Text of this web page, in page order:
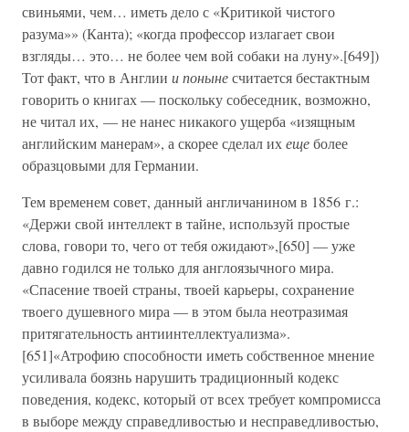
свиньями, чем… иметь дело с «Критикой чистого
разума»» (Канта); «когда профессор излагает свои
взгляды… это… не более чем вой собаки на луну».[649])
Тот факт, что в Англии и понынесчитается бестактным
говорить о книгах — поскольку собеседник, возможно,
не читал их, — не нанес никакого ущерба «изящным
английским манерам», а скорее сделал ихещеболее
образцовыми для Германии.
Тем временем совет, данный англичанином в 1856 г.:
«Держи свой интеллект в тайне, используй простые
слова, говори то, чего от тебя ожидают»,[650] — уже
давно годился не только для англоязычного мира.
«Спасение твоей страны, твоей карьеры, сохранение
твоего душевного мира — в этом была неотразимая
притягательность антиинтеллектуализма».
[651]«Атрофию способности иметь собственное мнение
усиливала боязнь нарушить традиционный кодекс
поведения, кодекс, который от всех требует компромисса
в выборе между справедливостью и несправедливостью,